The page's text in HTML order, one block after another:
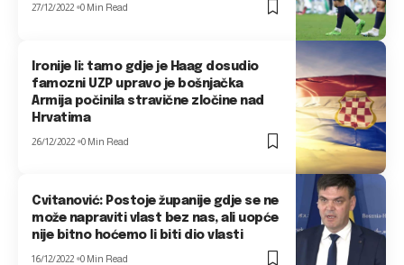
27/12/2022 0 Min Read
Ironije li: tamo gdje je Haag dosudio
famozni UZP upravo je bošnjačka
Armija počinila stravične zločine nad
Hrvatima
26/12/2022 0 Min Read
Cvitanović: Postoje županije gdje se ne
može napraviti vlast bez nas, ali uopće
nije bitno hoćemo li biti dio vlasti
16/12/2022 0 Min Read